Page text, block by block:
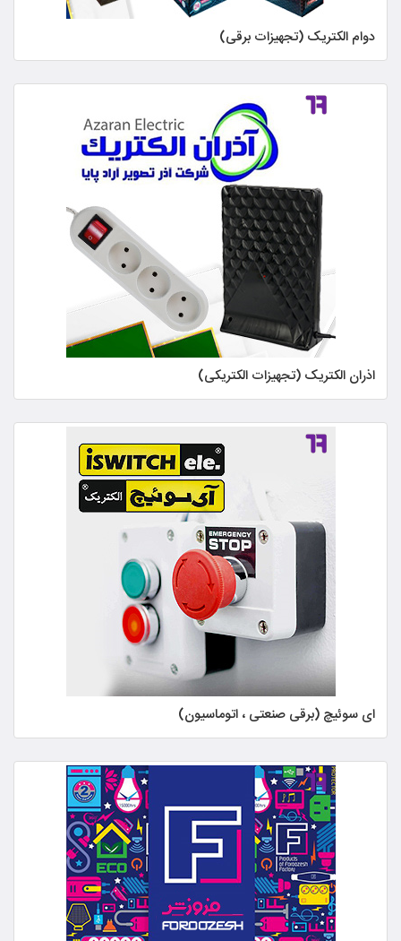
دوام الکتریک (تجهیزات برقی)
اذران الکتریک (تجهیزات الکتریکی)
ای سوئیچ (برقی صنعتی ، اتوماسیون)